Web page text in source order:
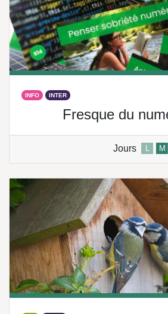
INFO INTER
Fresque du
Jours L M